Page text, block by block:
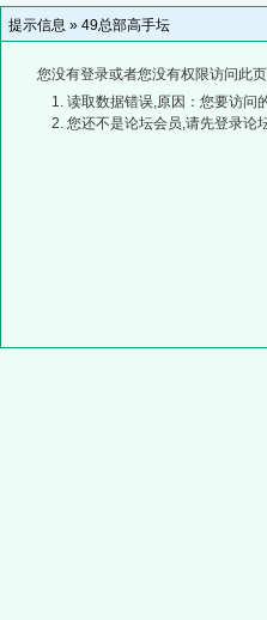
提示信息 » 49总部高手坛
您没有登录或者您没有权限访问此
读取数据错误,原因：您要访问
您还不是论坛会员,请先登录论